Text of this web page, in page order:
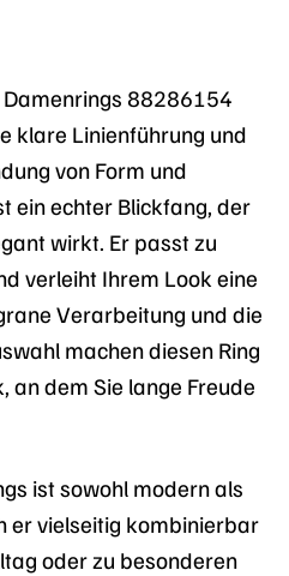
Damenrings 88286154
klare Linienführung und
von Form und
ein echter Blickfang, der
wirkt. Er passt zu
verleiht Ihrem Look eine
Verarbeitung und die
machen diesen Ring
an dem Sie lange Freude
ist sowohl modern als
er vielseitig kombinierbar
oder zu besonderen